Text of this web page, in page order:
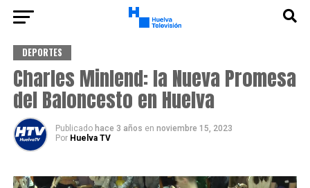
DEPORTES
Charles Minlend: la Nueva Promesa
del Baloncesto en Huelva
Publicado hace 3 años en noviembre 15, 2023
Por Huelva TV